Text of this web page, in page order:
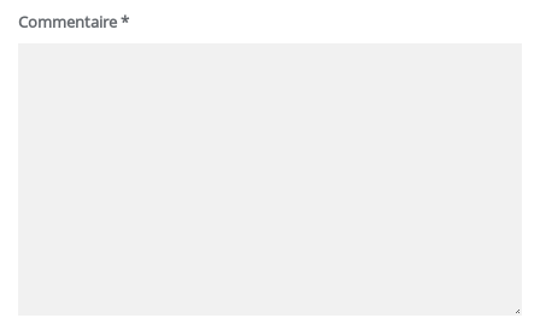
Commentaire*